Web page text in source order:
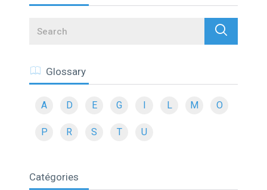
Search
Glossary
A D E G L M O
P R S T U
Catégories